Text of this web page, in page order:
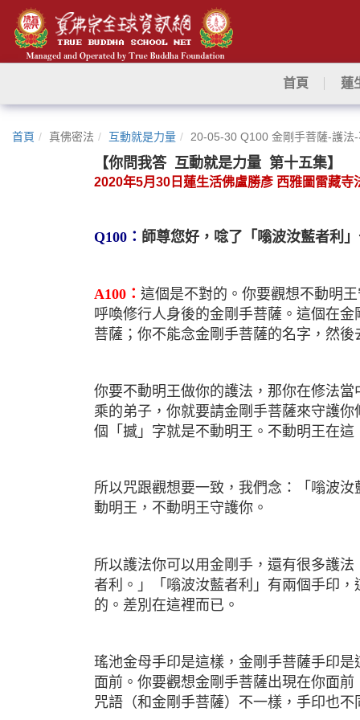
首頁 蓮
首頁 真佛密法 互動就是力量 20-05-30 Q100 金剛手菩薩-護法
【你問我答 互動就是力量 第十五集】
2020年5月 30 日蓮生活佛盧勝彥 西雅圖雷藏寺
Q100 ： 師尊您好，唸了「嗡波汝藍者利
A100 ： 這個是不對的。你要觀想不動明
呼喚修行人身後的金剛手菩薩。這個在
菩薩；你不能念金剛手菩薩的名字，然
你要不動明王做你的護法，那你在修法
乘的弟子，你就要請金剛手菩薩來守護
個「撼」字就是不動明王。不動明王在這
所以咒跟觀想要一致，我們念：「嗡波
動明王，不動明王守護你。
所以護法你可以用金剛手，還有很多護
者利。」「嗡波汝藍者利」有兩個手印
的。差別在這裡而已。
瑤池金母手印是這樣，金剛手菩薩手印
面前。你要觀想金剛手菩薩出現在你面
咒語（和金剛手菩薩）不一樣，手印也